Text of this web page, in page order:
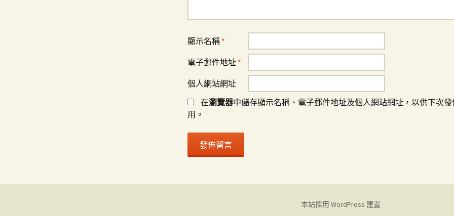
顯示名稱 *
電子郵件地址 *
個人網站網址
在瀏覽器中儲存顯示名稱、電子郵件地址及個人網站網址，以供下次
用。
本站採用 WordPress 建置